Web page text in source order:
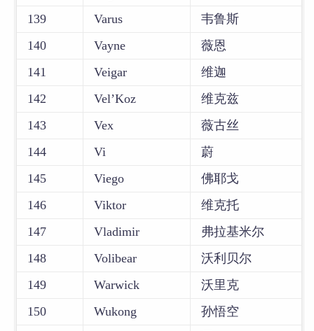
139
Varus
韦鲁斯
140
Vayne
薇恩
141
Veigar
维迦
142
Vel’Koz
维克兹
143
Vex
薇古丝
144
Vi
蔚
145
Viego
佛耶戈
146
Viktor
维克托
147
Vladimir
弗拉基米尔
148
Volibear
沃利贝尔
149
Warwick
沃里克
150
Wukong
孙悟空